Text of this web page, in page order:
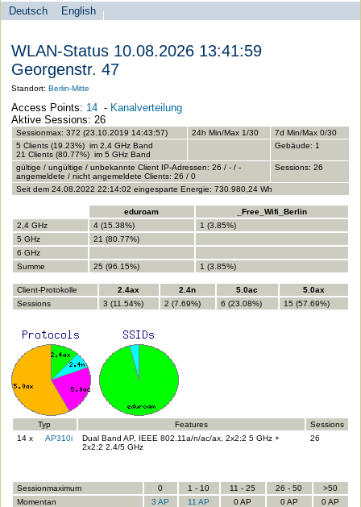
Sprachauswahl
Deutsch
English
search-menu
Universität
zu
Berlin
-
Computer-
und
Medienservice
WLAN-Status 10.08.2026 13:41:59
Georgenstr. 47
Standort: Berlin-Mitte
Access Points: 14- Kanalverteilung
Aktive Sessions: 26
Sessionmax: 372 (23.10.2019 14:43:57) 24h Min/Max 1/30
7d Min/Max 0/30
5 Clients (19.23%) im 2,4 GHz Band
21 Clients (80.77%) im 5 GHz Band
Gebäude: 1
gültige / ungültige / unbekannte Client IP-Adressen: 26 / - / -
angemeldete / nicht angemeldete Clients: 26 / 0
Sessions: 26
Seit dem 24.08.2022 22:14:02 eingesparte Energie: 730.980,24 Wh
eduroam
_Free_Wifi_Berlin
2,4 GHz
4 (15.38%)
1 (3.85%)
5 GHz
21 (80.77%)
6 GHz
Summe
25 (96.15%) 1 (3.85%)
Client-Protokolle 2.4ax 2.4n 5.0ac
5.0ax
Sessions
3 (11.54%) 2 (7.69%) 6 (23.08%) 15 (57.69%)
Typ Features
Sessions
14 x
AP310i
Dual Band AP, IEEE 802.11a/n/ac/ax, 2x2:2 5 GHz +
2x2:2 2.4/5 GHz
26
Sessionmaximum 0 1 - 10 11 - 25 26 - 50
>50
Momentan
3 AP 11 AP 0 AP 0 AP
0 AP